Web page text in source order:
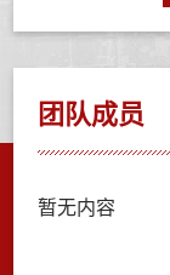
团队成员
暂无内容